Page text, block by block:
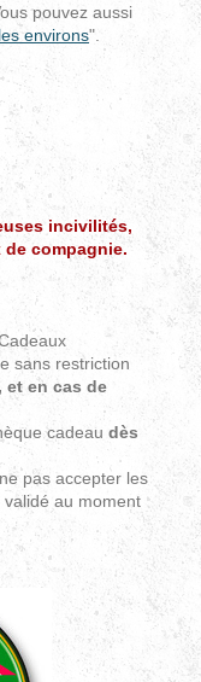
pouvez aussi
environs".
incivilités,
compagnie.
sans restriction
et en cas de
cadeau dès
pas accepter les
au moment